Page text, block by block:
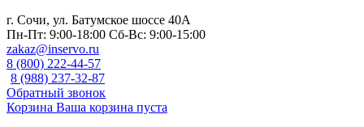
г. Сочи, ул. Батумское шоссе 40А
Пн-Пт: 9:00-18:00 Сб-Вс: 9:00-15:00
zakaz@inservo.ru
8 (800) 222-44-57
8 (988) 237-32-87
Обратный звонок
Корзина Ваша корзина пуста